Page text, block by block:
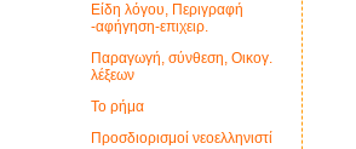
Είδη λόγου, Περιγραφή
-αφήγηση-επιχειρ.
Παραγωγή, σύνθεση, Οικογ.
λέξεων
Το ρήμα
Προσδιορισμοί νεοελληνιστί